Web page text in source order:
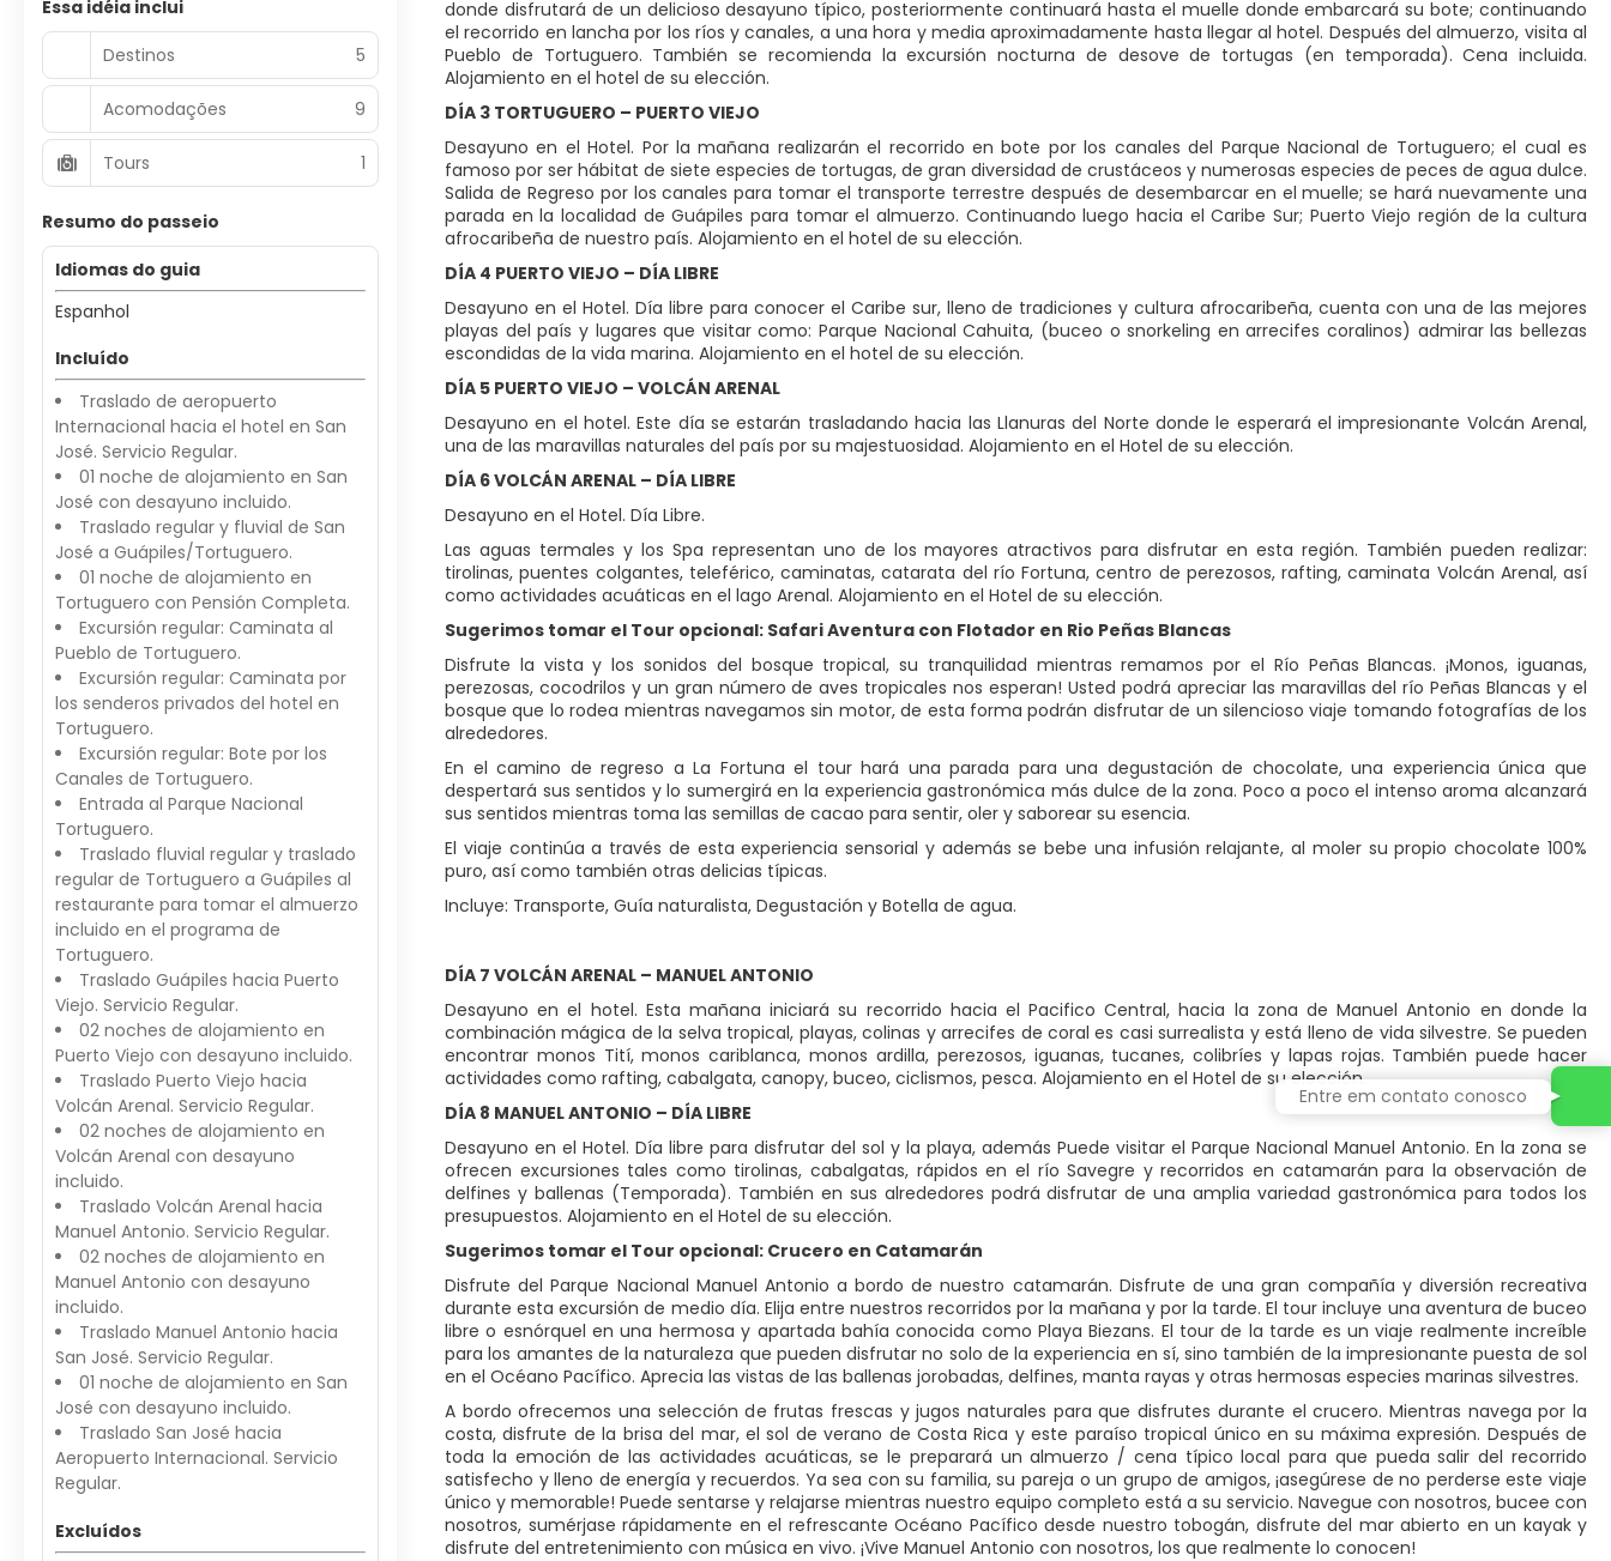
donde disfrutará de un delicioso desayuno típico, posteriormente continuará hasta el muelle donde embarcará su bote; continuando
el recorrido en lancha por los ríos y canales, a una hora y media aproximadamente hasta llegar al hotel. Después del almuerzo, visita al
Pueblo de Tortuguero. También se recomienda la excursión nocturna de desove de tortugas (en temporada). Cena incluida.
Alojamiento en el hotel de su elección.
DÍA 3 TORTUGUERO – PUERTO VIEJO
Desayuno en el Hotel. Por la mañana realizarán el recorrido en bote por los canales del Parque Nacional de Tortuguero; el cual es
famoso por ser hábitat de siete especies de tortugas, de gran diversidad de crustáceos y numerosas especies de peces de agua dulce.
Salida de Regreso por los canales para tomar el transporte terrestre después de desembarcar en el muelle; se hará nuevamente una
parada en la localidad de Guápiles para tomar el almuerzo. Continuando luego hacia el Caribe Sur; Puerto Viejo región de la cultura
afrocaribeña de nuestro país. Alojamiento en el hotel de su elección.
DÍA 4 PUERTO VIEJO – DÍA LIBRE
Desayuno en el Hotel. Día libre para conocer el Caribe sur, lleno de tradiciones y cultura afrocaribeña, cuenta con una de las mejores
playas del país y lugares que visitar como: Parque Nacional Cahuita, (buceo o snorkeling en arrecifes coralinos) admirar las bellezas
escondidas de la vida marina. Alojamiento en el hotel de su elección.
DÍA 5 PUERTO VIEJO – VOLCÁN ARENAL
Desayuno en el hotel. Este día se estarán trasladando hacia las Llanuras del Norte donde le esperará el impresionante Volcán Arenal,
una de las maravillas naturales del país por su majestuosidad. Alojamiento en el Hotel de su elección.
DÍA 6 VOLCÁN ARENAL – DÍA LIBRE
Desayuno en el Hotel. Día Libre.
Las aguas termales y los Spa representan uno de los mayores atractivos para disfrutar en esta región. También pueden realizar:
tirolinas, puentes colgantes, teleférico, caminatas, catarata del río Fortuna, centro de perezosos, rafting, caminata Volcán Arenal, así
como actividades acuáticas en el lago Arenal. Alojamiento en el Hotel de su elección.
Sugerimos tomar el Tour opcional: Safari Aventura con Flotador en Rio Peñas Blancas
Disfrute la vista y los sonidos del bosque tropical, su tranquilidad mientras remamos por el Río Peñas Blancas. ¡Monos, iguanas,
perezosas, cocodrilos y un gran número de aves tropicales nos esperan! Usted podrá apreciar las maravillas del río Peñas Blancas y el
bosque que lo rodea mientras navegamos sin motor, de esta forma podrán disfrutar de un silencioso viaje tomando fotografías de los
alrededores.
En el camino de regreso a La Fortuna el tour hará una parada para una degustación de chocolate, una experiencia única que
despertará sus sentidos y lo sumergirá en la experiencia gastronómica más dulce de la zona. Poco a poco el intenso aroma alcanzará
sus sentidos mientras toma las semillas de cacao para sentir, oler y saborear su esencia.
El viaje continúa a través de esta experiencia sensorial y además se bebe una infusión relajante, al moler su propio chocolate 100%
puro, así como también otras delicias típicas.
Incluye: Transporte, Guía naturalista, Degustación y Botella de agua.
DÍA 7 VOLCÁN ARENAL – MANUEL ANTONIO
Desayuno en el hotel. Esta mañana iniciará su recorrido hacia el Pacifico Central, hacia la zona de Manuel Antonio en donde la
combinación mágica de la selva tropical, playas, colinas y arrecifes de coral es casi surrealista y está lleno de vida silvestre. Se pueden
encontrar monos Tití, monos cariblanca, monos ardilla, perezosos, iguanas, tucanes, colibríes y lapas rojas. También puede hacer
actividades como rafting, cabalgata, canopy, buceo, ciclismos, pesca. Alojamiento en el Hotel de su elección.
DÍA 8 MANUEL ANTONIO – DÍA LIBRE
Desayuno en el Hotel. Día libre para disfrutar del sol y la playa, además Puede visitar el Parque Nacional Manuel Antonio. En la zona se
ofrecen excursiones tales como tirolinas, cabalgatas, rápidos en el río Savegre y recorridos en catamarán para la observación de
delfines y ballenas (Temporada). También en sus alrededores podrá disfrutar de una amplia variedad gastronómica para todos los
presupuestos. Alojamiento en el Hotel de su elección.
Sugerimos tomar el Tour opcional: Crucero en Catamarán
Disfrute del Parque Nacional Manuel Antonio a bordo de nuestro catamarán. Disfrute de una gran compañía y diversión recreativa
durante esta excursión de medio día. Elija entre nuestros recorridos por la mañana y por la tarde. El tour incluye una aventura de buceo
libre o esnórquel en una hermosa y apartada bahía conocida como Playa Biezans. El tour de la tarde es un viaje realmente increíble
para los amantes de la naturaleza que pueden disfrutar no solo de la experiencia en sí, sino también de la impresionante puesta de sol
en el Océano Pacífico. Aprecia las vistas de las ballenas jorobadas, delfines, manta rayas y otras hermosas especies marinas silvestres.
A bordo ofrecemos una selección de frutas frescas y jugos naturales para que disfrutes durante el crucero. Mientras navega por la
costa, disfrute de la brisa del mar, el sol de verano de Costa Rica y este paraíso tropical único en su máxima expresión. Después de
toda la emoción de las actividades acuáticas, se le preparará un almuerzo / cena típico local para que pueda salir del recorrido
satisfecho y lleno de energía y recuerdos. Ya sea con su familia, su pareja o un grupo de amigos, ¡asegúrese de no perderse este viaje
único y memorable! Puede sentarse y relajarse mientras nuestro equipo completo está a su servicio. Navegue con nosotros, bucee con
nosotros, sumérjase rápidamente en el refrescante Océano Pacífico desde nuestro tobogán, disfrute del mar abierto en un kayak y
disfrute del entretenimiento con música en vivo. ¡Vive Manuel Antonio con nosotros, los que realmente lo conocen!
Essa idéia inclui
Destinos
5
Acomodações 9
Tours 1
Resumo do passeio
Idiomas do guia
Espanhol
Incluído
Traslado de aeropuerto
Internacional hacia el hotel en San
José. Servicio Regular.
01 noche de alojamiento en San
José con desayuno incluido.
Traslado regular y fluvial de San
José a Guápiles/Tortuguero.
01 noche de alojamiento en
Tortuguero con Pensión Completa.
Excursión regular: Caminata al
Pueblo de Tortuguero.
Excursión regular: Caminata por
los senderos privados del hotel en
Tortuguero.
Excursión regular: Bote por los
Canales de Tortuguero.
Entrada al Parque Nacional
Tortuguero.
Traslado fluvial regular y traslado
regular de Tortuguero a Guápiles al
restaurante para tomar el almuerzo
incluido en el programa de
Tortuguero.
Traslado Guápiles hacia Puerto
Viejo. Servicio Regular.
02 noches de alojamiento en
Puerto Viejo con desayuno incluido.
Traslado Puerto Viejo hacia
Volcán Arenal. Servicio Regular.
02 noches de alojamiento en
Volcán Arenal con desayuno
incluido.
Traslado Volcán Arenal hacia
Manuel Antonio. Servicio Regular.
02 noches de alojamiento en
Manuel Antonio con desayuno
incluido.
Traslado Manuel Antonio hacia
San José. Servicio Regular.
01 noche de alojamiento en San
José con desayuno incluido.
Traslado San José hacia
Aeropuerto Internacional. Servicio
Regular.
Excluídos
Entre em contato conosco